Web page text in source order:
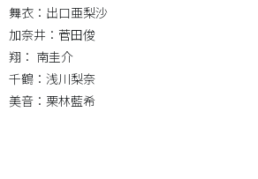
舞衣：出口亜梨沙
加奈井：菅田俊
翔： 南圭介
千鶴：浅川梨奈
美音：栗林藍希